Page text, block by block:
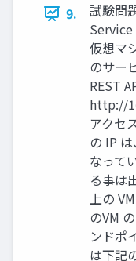
9.
試験問
Service
仮想マ
のサー
REST
http://
アクセ
の IP
なって
る事は
上の
のVM
ンドポ
は下記